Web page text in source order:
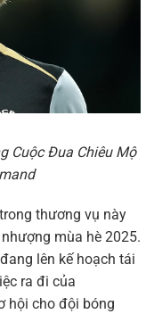
Cuộc Đua Chiêu Mộ
thương vụ này
mùa hè 2025.
lên kế hoạch tái
ra đi của
hội cho đội bóng